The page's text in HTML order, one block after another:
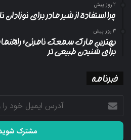
2 روز پیش
چرا استفاده از شیر مادر برای
3 روز پیش
بهترین مارک سمعک نامرئی؛
برای شنیدن طبیعی تر
خبرنامه
آدرس
ایمیل
خود